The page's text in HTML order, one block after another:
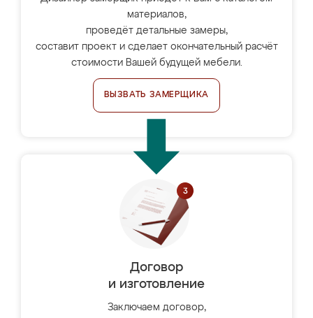
материалов,
проведёт детальные замеры,
составит проект и сделает окончательный расчёт
стоимости Вашей будущей мебели.
ВЫЗВАТЬ ЗАМЕРЩИКА
Договор
и изготовление
Заключаем договор,